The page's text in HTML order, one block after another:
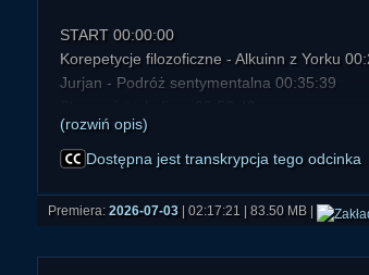
START 00:00:00
Korepetycje filozoficzne - Alkuinn z Yorku
Jurjan - Podróż sentymentalna 00:35:39
Filmotekarium - Backrooms. Bez wyjścia
Słowne interludium 01:21:42
Słowne interludium 01:52:30
Z archiwum ABW 01:53:28
(rozwiń opis)
Dostępna jest transkrypcja tego odcinka
Premiera: 2026-07-03 | 02:17:21 | 83.50 MB |